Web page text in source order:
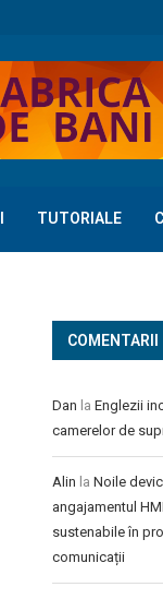
TUTORIALE
COMENTARII
Dan la Englezii
camerelor de
Alin la Noile
angajamentul
sustenabile în
comunicații